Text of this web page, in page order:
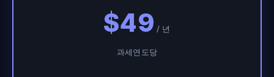
$49 / 년
과세연도당